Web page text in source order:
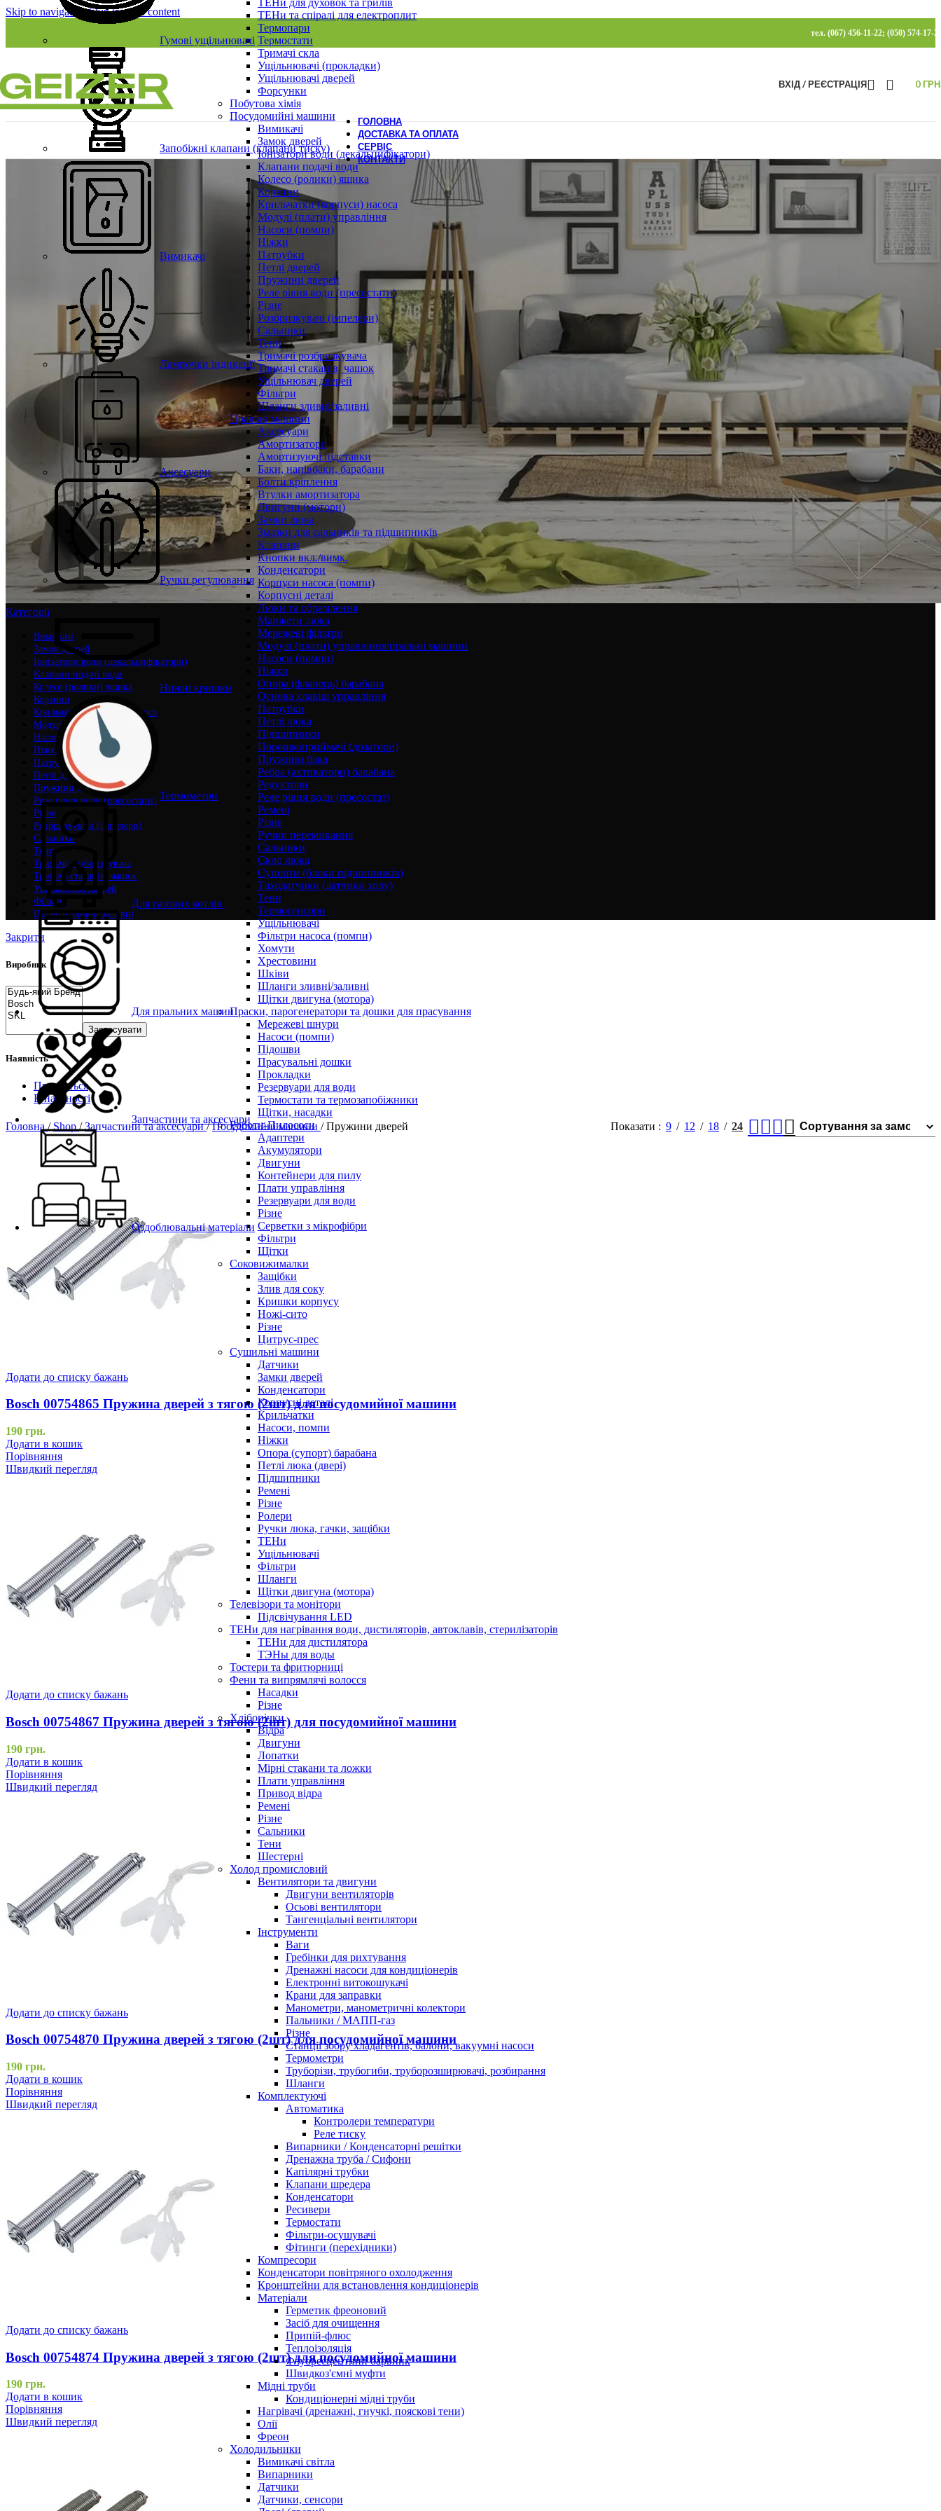
Skip to navigationSkip to main content
тел. (067) 456-11-22; (050) 574-17-
ТЕНи та спіралі для електроплит
Термопари
Термостати
Тримачі скла
Ущільнювачі (прокладки)
Ущільнювачі дверей
Форсунки
Побутова хімія
Посудомийні машини
Вимикачі
Замок дверей
Іонізатори води (декальцифікатори)
Клапани подачі води
Колесо (ролики) ящика
Корзини
Крильчатки (корпуси) насоса
Модулі (плати) управління
Насоси (помпи)
Ніжки
Патрубки
Петлі дверей
Пружини дверей
Реле рівня води (пресостати)
Різне
Розбризкувачі (імпелери)
Сальники
Тени
Тримачі розбризкувача
Тримачі стаканів, чашок
Ущільнювач дверей
Фільтри
Шланги зливні/заливні
Пральні машини
Аксесуари
Амортизатори
Амортизуючі підставки
Баки, напівбаки, барабани
Болти кріплення
Втулки амортизатора
Двигуни (мотори)
Замки люка
Змазки для сальників та підшипників
Клапани
Кнопки вкл./вимк.
Конденсатори
Корпуси насоса (помпи)
Корпусні деталі
Люки та обрамлення
Манжети люка
Мережеві фільтри
Модулі (плати) управління/пральні машини
Насоси (помпи)
Ніжки
Опора (фланець) барабана
Основа клавіш управління
Патрубки
Петлі люка
Підшипники
Порошкоприймачі (дозатори)
Пружини бака
Ребра (активатори) барабана
Редуктори
Реле рівня води (пресостат)
Ремені
Різне
Ручки перемикання
Сальники
Скло люка
Супорти (блоки підшипників)
Таходатчики (датчики холу)
Тени
Термосенсори
Ущільнювачі
Фільтри насоса (помпи)
Хомути
Хрестовини
Шківи
Шланги зливні/заливні
Щітки двигуна (мотора)
Праски, парогенератори та дошки для прасування
Мережеві шнури
Насоси (помпи)
Підошви
Прасувальні дошки
Прокладки
Резервуари для води
Термостати та термозапобіжники
Щітки, насадки
Роботи-Пилососи
Адаптери
Акумулятори
Двигуни
Контейнери для пилу
Плати управління
Резервуари для води
Різне
Серветки з мікрофібри
Фільтри
Щітки
Соковижималки
Защібки
Злив для соку
Кришки корпусу
Ножі-сито
Різне
Цитрус-прес
Сушильні машини
Датчики
Замки дверей
Конденсатори
Корпусні деталі
Крильчатки
Насоси, помпи
Ніжки
Опора (супорт) барабана
Петлі люка (двері)
Підшипники
Ремені
Різне
Ролери
Ручки люка, гачки, защібки
ТЕНи
Ущільнювачі
Фільтри
Шланги
Щітки двигуна (мотора)
Телевізори та монітори
Підсвічування LED
ТЕНи для нагрівання води, дистиляторів, автоклавів, стерилізаторів
ТЕНи для дистилятора
ТЭНы для воды
Тостери та фритюрниці
Фени та випрямлячі волосся
Насадки
Різне
Хлібопічки
Відра
Двигуни
Лопатки
Мірні стакани та ложки
Плати управління
Привод відра
Ремені
Різне
Сальники
Тени
Шестерні
Холод промисловий
Вентилятори та двигуни
Двигуни вентиляторів
Осьові вентилятори
Тангенціальні вентилятори
Інструменти
Ваги
Гребінки для рихтування
Дренажні насоси для кондиціонерів
Електронні витокошукачі
Крани для заправки
Манометри, манометричні колектори
Пальники / МАПП-газ
Різне
Станції збору хладагентів, балони, вакуумні насоси
Термометри
Труборізи, трубогиби, труборозширювачі, розбирання
Шланги
Комплектуючі
Автоматика
Контролери температури
Реле тиску
Випарники / Конденсаторні решітки
Дренажна труба / Сифони
Капілярні трубки
Клапани шредера
Конденсатори
Ресивери
Термостати
Фільтри-осушувачі
Фітинги (перехідники)
Компресори
Конденсатори повітряного охолодження
Кронштейни для встановлення кондиціонерів
Матеріали
Герметик фреоновий
Засіб для очищення
Припій-флюс
Теплоізоляція
Флуоресцентний барвник
Швидкоз'ємні муфти
Мідні труби
Кондиціонерні мідні труби
Нагрівачі (дренажні, гнучкі, пояскові тени)
Олії
Фреон
Холодильники
Вимикачі світла
Випарники
Датчики
Датчики, сенсори
ВХІД / РЕЄСТРАЦІЯ 0
Гумові ущільнювачі
Запобіжні клапани (клапани тиску)
Вимикачі
Лампочки індикації
Аксесуари
Ручки регулювання
Нижні кришки
Термометри
Для газових котлів.
Для пральних машин
Запчастини та аксесуари
Оздоблювальні матеріали
ГОЛОВНА
ДОСТАВКА ТА ОПЛАТА
СЕРВІС
КОНТАКТИ
Категорії
Вимикачі
Замок дверей
Іонізатори води (декальцифікатори)
Клапани подачі води
Колесо (ролики) ящика
Корзини
Крильчатки (корпуси) насоса
Модулі (плати) управління
Насоси (помпи)
Ніжки
Патрубки
Петлі дверей
Пружини дверей
Реле рівня води (пресостати)
Різне
Розбризкувачі (імпелери)
Сальники
Тени
Тримачі розбризкувача
Тримачі стаканів, чашок
Ущільнювач дверей
Фільтри
Шланги зливні/заливні
Закрити
Виробник
Застосувати
Наявність
Продається
В наявності
Головна/ Shop/ Запчастини та аксесуари/ Посудомийні машини / Пружини дверей Показати 9 12 18 24
Додати до списку бажань
Bosch 00754865 Пружина дверей з тягою (2шт) для посудомийної машини
190 грн.
Додати в кошик
Порівняння
Швидкий перегляд
Додати до списку бажань
Bosch 00754867 Пружина дверей з тягою (2шт) для посудомийної машини
190 грн.
Додати в кошик
Порівняння
Швидкий перегляд
Додати до списку бажань
Bosch 00754870 Пружина дверей з тягою (2шт) для посудомийної машини
190 грн.
Додати в кошик
Порівняння
Швидкий перегляд
Додати до списку бажань
Bosch 00754874 Пружина дверей з тягою (2шт) для посудомийної машини
190 грн.
Додати в кошик
Порівняння
Швидкий перегляд